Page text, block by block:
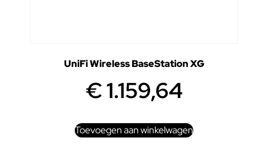
UniFi Wireless BaseStation XG
€1.159,64
Toevoegen aan winkelwagen